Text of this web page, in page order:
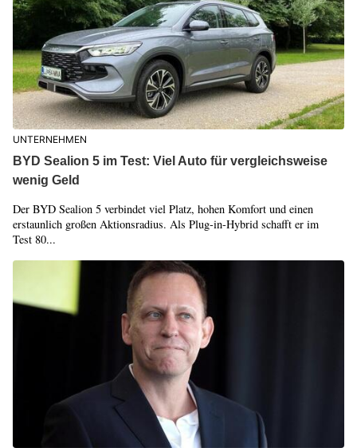
UNTERNEHMEN
BYD Sealion 5 im Test: Viel Auto für vergleichsweise
wenig Geld
Der BYD Sealion 5 verbindet viel Platz, hohen Komfort und einen
erstaunlich großen Aktionsradius. Als Plug-in-Hybrid schafft er im
Test 80...